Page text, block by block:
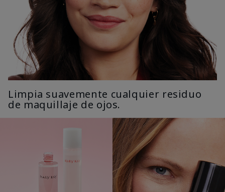
Limpia suavemente cualquier residuo
de maquillaje de ojos.